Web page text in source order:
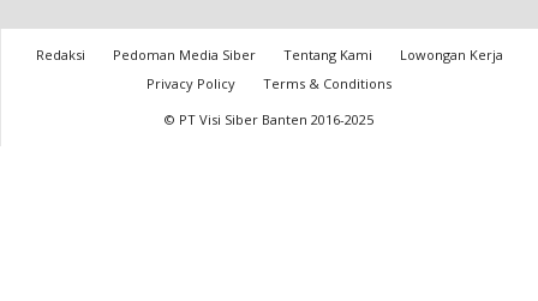
Redaksi Pedoman Media Siber Tentang Kami
Lowongan Kerja
Privacy Policy
Terms & Conditions
© PT Visi Siber Banten 2016-2025